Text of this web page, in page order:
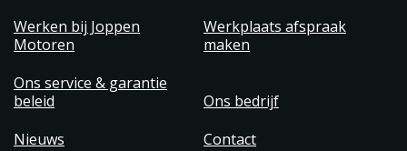
Werken bij Joppen
Motoren
Werkplaats afspraak
maken
Ons service & garantie
beleid
Ons bedrijf
Nieuws
Contact